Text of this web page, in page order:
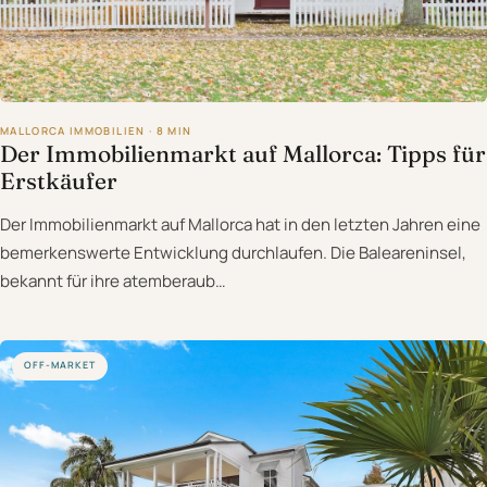
MALLORCA IMMOBILIEN · 8 MIN
Der Immobilienmarkt auf Mallorca: Tipps für
Erstkäufer
Der Immobilienmarkt auf Mallorca hat in den letzten Jahren eine
bemerkenswerte Entwicklung durchlaufen. Die Baleareninsel,
bekannt für ihre atemberaub…
OFF-MARKET